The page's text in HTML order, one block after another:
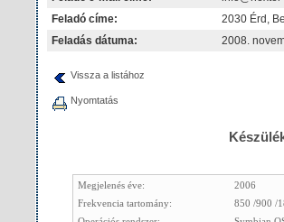
Feladó címe:
2030 Érd,
Feladás dátuma:
2008.
Vissza a listához
Nyomtatás
Megjelenés éve:
2006
Frekvencia tartomány:
850 /900 /